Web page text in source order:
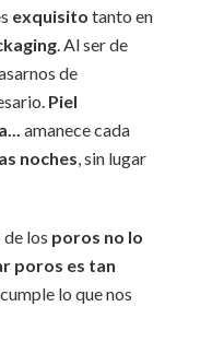
exquisito tanto en
. Al ser de
de
Piel
amanece cada
noches, sin lugar
los poros no lo
poros es tan
lo que nos